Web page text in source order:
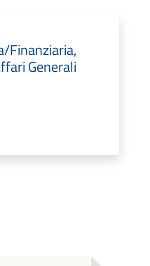
Finanziaria,
Generali